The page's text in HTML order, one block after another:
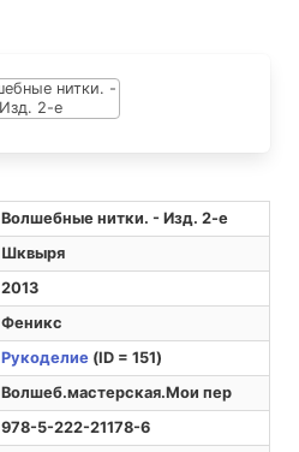
Волшебные нитки. - Изд. 2-е
Шквыря
2013
Феникс
Рукоделие(ID = 151)
Волшеб.мастерская.Мои пер
978-5-222-21178-6